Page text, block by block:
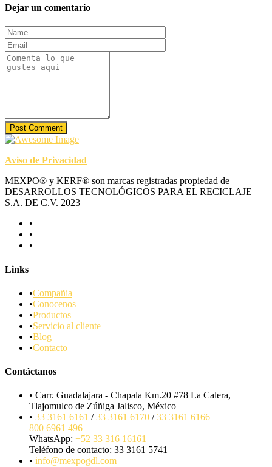
Dejar un comentario
Post Comment
Aviso de Privacidad
MEXPO® y KERF® son marcas registradas propiedad de
DESARROLLOS TECNOLÓGICOS PARA EL RECICLAJE
S.A. DE C.V. 2023
Links
Compañia
Conocenos
Productos
Servicio al cliente
Blog
Contacto
Contáctanos
Carr. Guadalajara - Chapala Km.20 #78 La Calera,
Tlajomulco de Zúñiga Jalisco, México
33 3161 6161 /33 3161 6170 /33 3161 6166
800 6961 496
WhatsApp: +52 33 316 16161
Teléfono de contacto: 33 3161 5741
info@mexpogdl.com